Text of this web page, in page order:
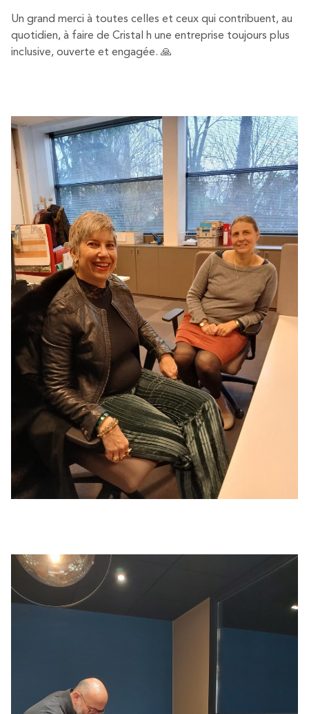
Un grand merci à toutes celles et ceux qui contribuent, au
quotidien, à faire de Cristal h une entreprise toujours plus
inclusive, ouverte et engagée. 🙏